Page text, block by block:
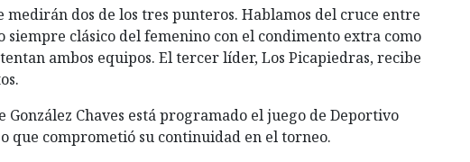
medirán dos de los tres punteros. Hablamos del cruce entre
clásico del femenino con el condimento extra como
ambos equipos. El tercer líder, Los Picapiedras, recibe
González Chaves está programado el juego de Deportivo
que comprometió su continuidad en el torneo.